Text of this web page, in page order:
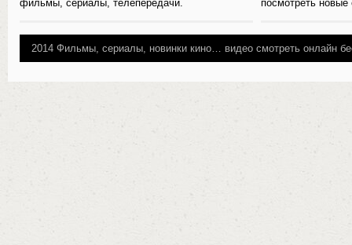
фильмы, сериалы, телепередачи. посмотреть
2014 Фильмы, сериалы, новинки кино… видео смотреть онлайн